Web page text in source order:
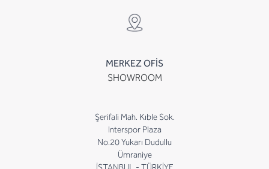
MERKEZ OFİS
SHOWROOM
Şerifali Mah. Kıble Sok.
Interspor Plaza
No.20 Yukarı Dudullu
Ümraniye